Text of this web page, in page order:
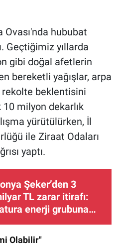
Ovası'nda hububat
Geçtiğimiz yıllarda
gibi doğal afetlerin
bereketli yağışlar, arpa
rekolte beklentisini
10 milyon dekarlık
yürütülürken, İl
ile Ziraat Odaları
yaptı.
Şeker’den 3
TL zarar itirafı:
enerji grubuna
suç geçmiş
atıldı
Olabilir"